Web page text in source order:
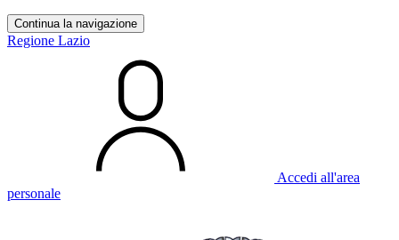
Continua la navigazione
Regione Lazio
Accedi all'area
personale